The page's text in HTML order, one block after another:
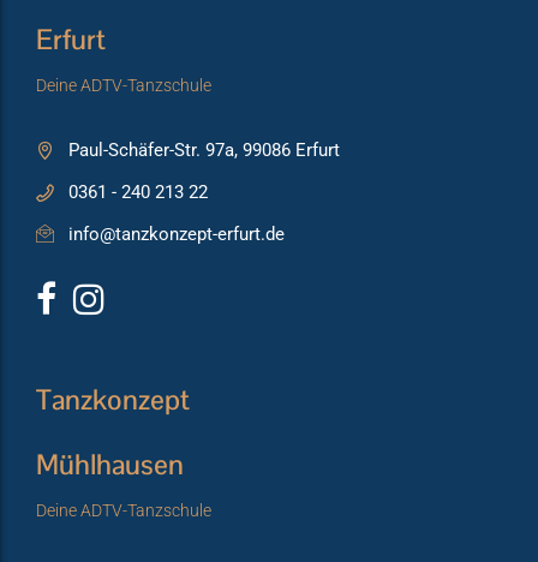
Erfurt
Deine ADTV-Tanzschule
Paul-Schäfer-Str. 97a, 99086 Erfurt
0361 - 240 213 22
info@tanzkonzept-erfurt.de
Tanzkonzept
Mühlhausen
Deine ADTV-Tanzschule